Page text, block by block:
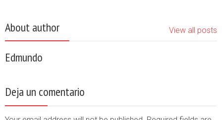
About author View all posts
Edmundo
Deja un comentario